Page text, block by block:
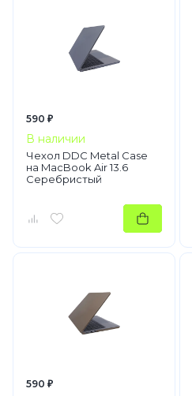
590 ₽
В наличии
Чехол DDC Metal Case
на MacBook Air 13.6
Серебристый
590 ₽